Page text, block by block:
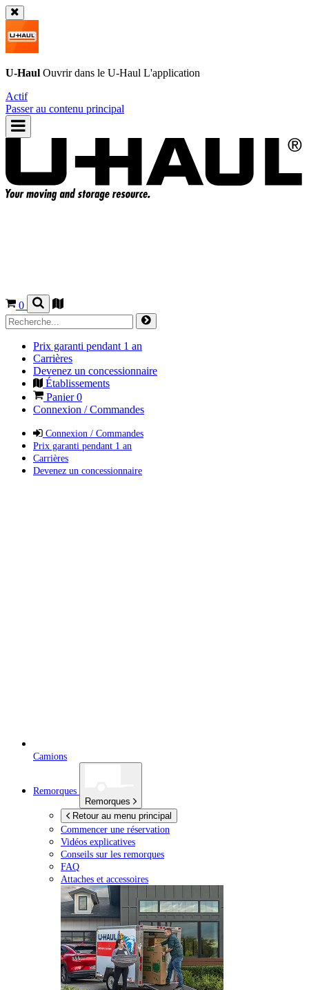
U-Haul Ouvrir dans le U-Haul L'application
Actif
Passer au contenu principal
0
Prix garanti pendant 1 an
Carrières
Devenez un concessionnaire
Établissements
Panier0
Connexion / Commandes
Connexion / Commandes
Prix garanti pendant 1 an
Carrières
Devenez un concessionnaire
Camions
Remorques
Remorques
Retour au menu principal
Commencer une réservation
Vidéos explicatives
Conseils sur les remorques
FAQ
Attaches et accessoires